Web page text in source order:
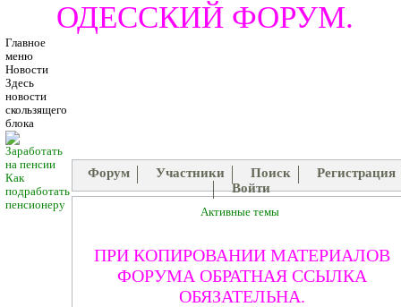
ОДЕССКИЙ ФОРУМ.
Главное
меню
Новости
Здесь
новости
скользящего
блока
Как
подработать
пенсионеру
Форум Участники Поиск
Регистрация
Войти
Активные темы
ПРИ КОПИРОВАНИИ МАТЕРИАЛОВ
ФОРУМА ОБРАТНАЯ ССЫЛКА
ОБЯЗАТЕЛЬНА.